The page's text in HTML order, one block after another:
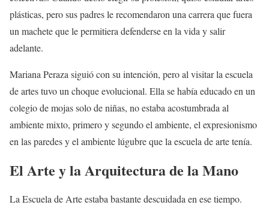
plásticas, pero sus padres le recomendaron una carrera que fuera
un machete que le permitiera defenderse en la vida y salir
adelante.
Mariana Peraza siguió con su intención, pero al visitar la escuela
de artes tuvo un choque evolucional. Ella se había educado en un
colegio de mojas solo de niñas, no estaba acostumbrada al
ambiente mixto, primero y segundo el ambiente, el expresionismo
en las paredes y el ambiente lúgubre que la escuela de arte tenía.
El Arte y la Arquitectura de la Mano
La Escuela de Arte estaba bastante descuidada en ese tiempo.